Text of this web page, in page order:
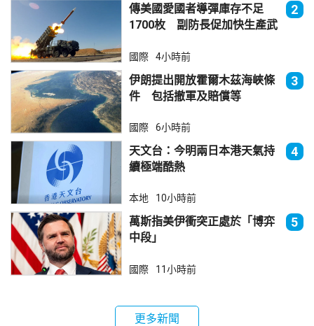
傳美國愛國者導彈庫存不足
1700枚 副防長促加快生產武
2
國際 4小時前
伊朗提出開放霍爾木茲海峽條
件 包括撤軍及賠償等
3
國際 6小時前
天文台：今明兩日本港天氣持
續極端酷熱
4
本地 10小時前
萬斯指美伊衝突正處於「博弈
中段」
5
國際 11小時前
更多新聞